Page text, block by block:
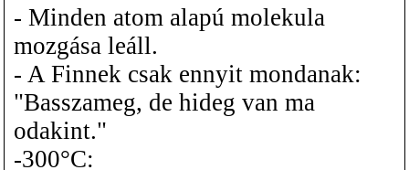
- Minden atom alapú molekula
mozgása leáll.
- A Finnek csak ennyit mondanak:
"Basszameg, de hideg van ma
odakint."
-300°C: